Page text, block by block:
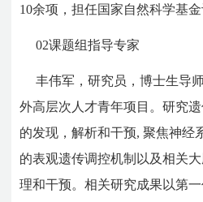
10余项，担任国家自然科学基金
02课题组指导专家
丰伟军，研究员，博士生导
外高层次人才青年项目。研究
的发现，解析和干预, 聚焦神经
的表观遗传调控机制以及相关
理和干预。相关研究成果以第